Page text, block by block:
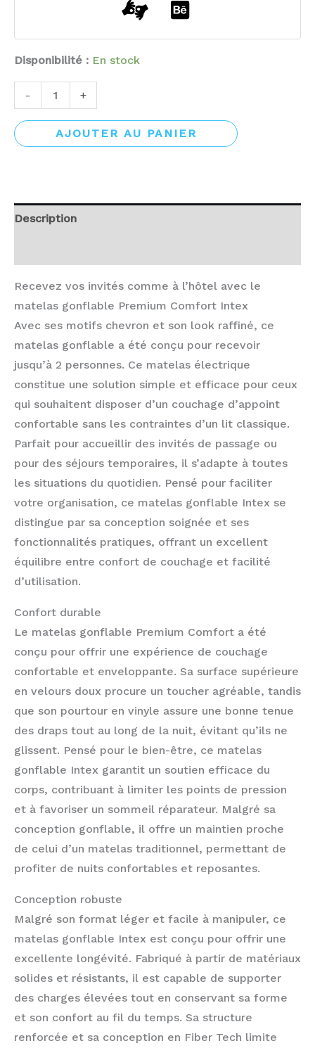
Disponibilité : En stock
- +
AJOUTER AU PANIER
Description
Recevez vos invités comme à l’hôtel avec le
matelas gonflable Premium Comfort Intex
Avec ses motifs chevron et son look raffiné, ce
matelas gonflable a été conçu pour recevoir
jusqu’à 2 personnes. Ce matelas électrique
constitue une solution simple et efficace pour ceux
qui souhaitent disposer d’un couchage d’appoint
confortable sans les contraintes d’un lit classique.
Parfait pour accueillir des invités de passage ou
pour des séjours temporaires, il s’adapte à toutes
les situations du quotidien. Pensé pour faciliter
votre organisation, ce matelas gonflable Intex se
distingue par sa conception soignée et ses
fonctionnalités pratiques, offrant un excellent
équilibre entre confort de couchage et facilité
d’utilisation.
Confort durable
Le matelas gonflable Premium Comfort a été
conçu pour offrir une expérience de couchage
confortable et enveloppante. Sa surface supérieure
en velours doux procure un toucher agréable, tandis
que son pourtour en vinyle assure une bonne tenue
des draps tout au long de la nuit, évitant qu’ils ne
glissent. Pensé pour le bien-être, ce matelas
gonflable Intex garantit un soutien efficace du
corps, contribuant à limiter les points de pression
et à favoriser un sommeil réparateur. Malgré sa
conception gonflable, il offre un maintien proche
de celui d’un matelas traditionnel, permettant de
profiter de nuits confortables et reposantes.
Conception robuste
Malgré son format léger et facile à manipuler, ce
matelas gonflable Intex est conçu pour offrir une
excellente longévité. Fabriqué à partir de matériaux
solides et résistants, il est capable de supporter
des charges élevées tout en conservant sa forme
et son confort au fil du temps. Sa structure
renforcée et sa conception en Fiber Tech limite